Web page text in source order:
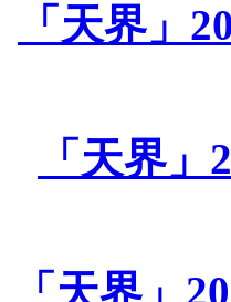
「天界」
「天界
「天界」